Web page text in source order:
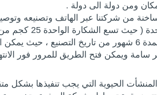
ومن دولة الى دولة .
من شركتنا عبر الهاتف وتصنيعه
25 كجم من الاسفلت الساخن ) وهذا يكون أسهل وأوفر للمستهلك.
في أي وقت .
سامة ويمكن فتح الطريق للمرور فور
الحيوية التي يجب تنفيذها بشكل